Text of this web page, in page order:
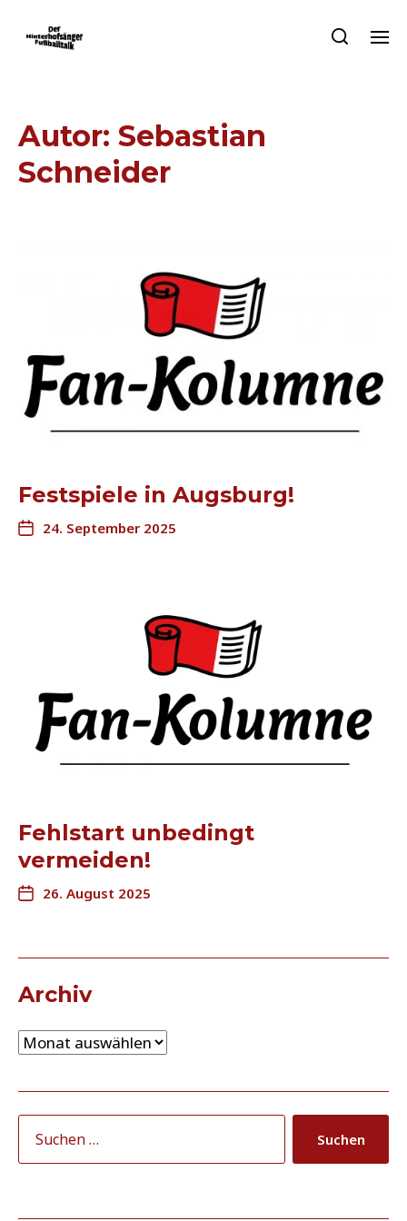
Autor: Sebastian
Schneider
Festspiele in Augsburg!
24. September 2025
Fehlstart unbedingt
vermeiden!
26. August 2025
Archiv